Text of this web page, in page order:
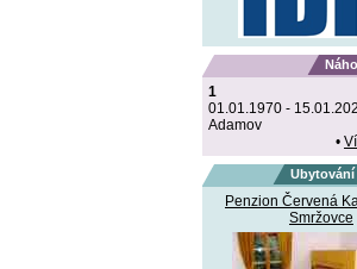
1
01.01.1970 -
Adamov
•
Ubytování
Penzion Červená
Smržovce